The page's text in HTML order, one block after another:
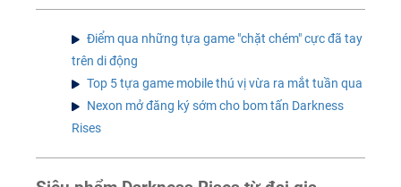
Điểm qua những tựa game "chặt chém" cực đã tay
trên di động
Top 5 tựa game mobile thú vị vừa ra mắt tuần qua
Nexon mở đăng ký sớm cho bom tấn Darkness
Rises